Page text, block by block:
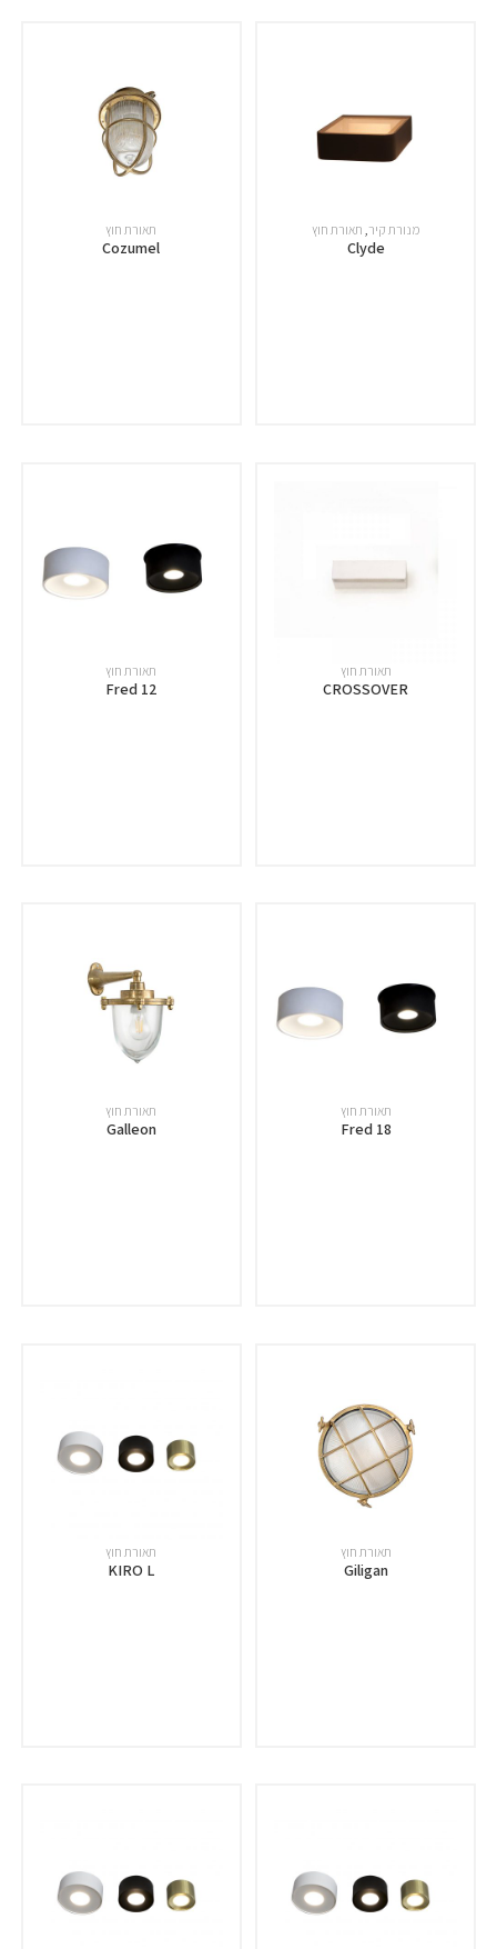
מנורת קיר, תאורת חוץ
Clyde
תאורת חוץ
Cozumel
תאורת חוץ
CROSSOVER
תאורת חוץ
Fred 12
תאורת חוץ
Fred 18
תאורת חוץ
Galleon‏
תאורת חוץ
Giligan
תאורת חוץ
KIRO L